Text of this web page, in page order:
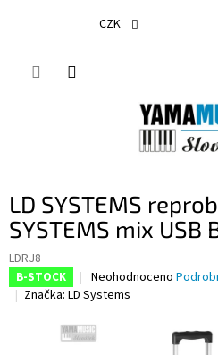
CZK
LD SYSTEMS
SYSTEMS mix USB
LDRJ8
B-STOCK
Průměrné
hodnocení
je
0,0
Neohodnoceno
Značka: LD Systems